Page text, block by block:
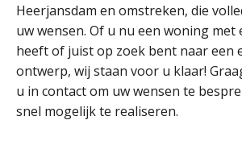
Heerjansdam en omstreken, die
uw wensen. Of u nu een woning met
heeft of juist op zoek bent naar een
ontwerp, wij staan voor u klaar!
u in contact om uw wensen te
snel mogelijk te realiseren.